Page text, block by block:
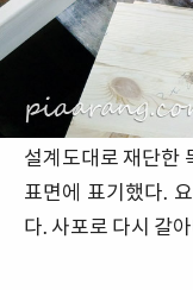
설계도대로 재단한
표면에 표기했다.
다. 사포로 다시 갈